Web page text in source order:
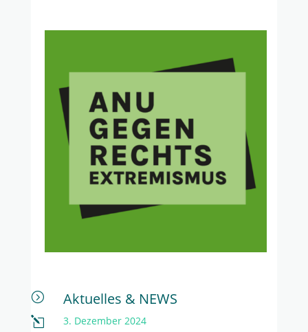
= Aktuelles & NEWS
l
3. Dezember 2024